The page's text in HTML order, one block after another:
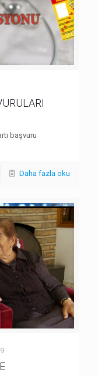
başvuru
Daha fazla oku